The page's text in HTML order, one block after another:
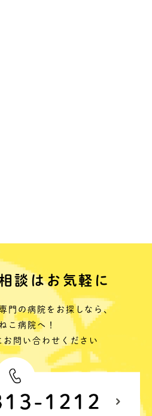
談はお気軽に
門の病院をお探しなら、
こ病院へ！
お問い合わせください